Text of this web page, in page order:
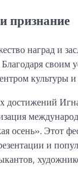
признание
наград и
своим
культуры и
достижений
осень». Этот
и